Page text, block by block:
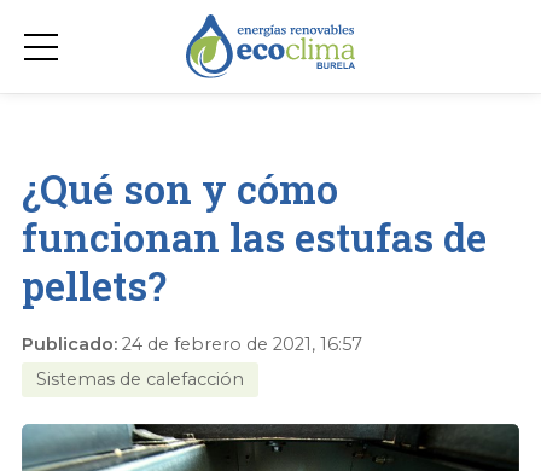
¿Qué son y cómo
funcionan las estufas de
pellets?
Publicado: 24 de febrero de 2021, 16:57
Sistemas de calefacción